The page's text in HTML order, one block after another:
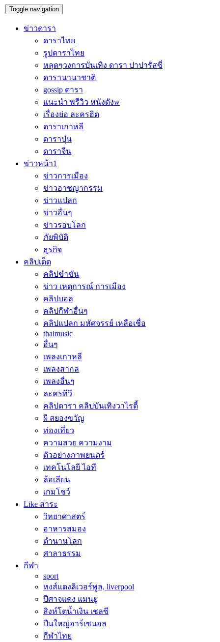
Toggle navigation
ข่าวดารา
ดาราไทย
รูปดาราไทย
หลุดๆวงการบันเทิง ดารา ปาปารัสซี่
ดารานานาชาติ
gossip ดารา
แนะนำ พรีวิว หนังดังw
เรื่องย่อ ละครฮิต
ดาราเกาหลี
ดาราปุ่น
ดาราจีน
ข่าวหน้า1
ข่าวการเมือง
ข่าวอาชญากรรม
ข่าวแปลก
ข่าวอื่นๆ
ข่าวรอบโลก
ภัยพิบัติ
ธุรกิจ
คลิปเด็ด
คลิปขำขัน
ข่าว เหตุการณ์ การเมือง
คลิปบอล
คลิปกีฬาอื่นๆ
คลิปแปลก มหัศจรรย์ เหลือเชื่อ
thaimusic
อื่นๆ
เพลงเกาหลี
เพลงสากล
เพลงอื่นๆ
ละครทีวี
คลิปดารา คลิปบันเทิงวาไรตี้
ผี สยองขวัญ
ท่องเที่ยว
ความสวย ความงาม
ตัวอย่างภาพยนตร์
เทคโนโลยี ไอที
ล้อเลียน
เกมโชว์
Like สาระ
วิทยาศาสตร์
อาหารสมอง
ตำนานโลก
ศาลาธรรม
กีฬา
sport
หงส์แดงลิเวอร์พูล, liverpool
ปีศาจแดง แมนยู
สิงห์โตน้ำเงิน เชลซี
ปืนใหญ่อาร์เซนอล
กีฬาไทย